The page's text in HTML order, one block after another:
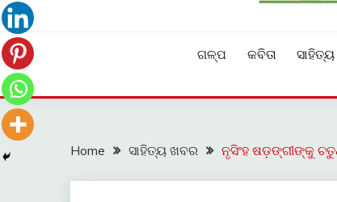
ଗଳ୍ପ କବିତା
Home ସାହିତ୍ୟ ଖବର ନୃସିଂହ ଷଡ଼ଙ୍ଗୀଙ୍କୁ